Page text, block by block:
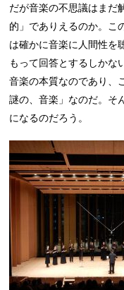
だが音楽の不思議はまだ
的」でありえるのか。こ
は確かに音楽に人間性を
もって回答とするしかな
音楽の本質なのであり、
謎の、音楽」なのだ。そ
になるのだろう。